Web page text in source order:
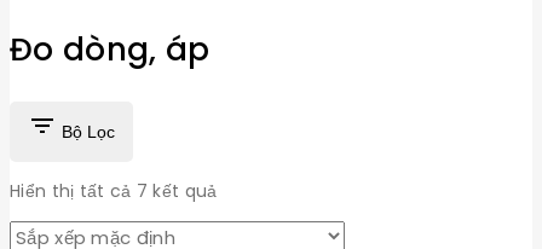
Đo dòng, áp
Bộ Lọc
Hiển thị tất cả 7 kết quả